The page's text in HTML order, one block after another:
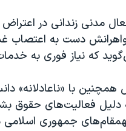
نوری
آبان ۹۸
جنگ
مدنی زندانی در
دست به اعتصاب
که نیاز فوری به
همچنین با «ناعادلانه»
دلیل فعالیت‌های حقوق
جمهوری